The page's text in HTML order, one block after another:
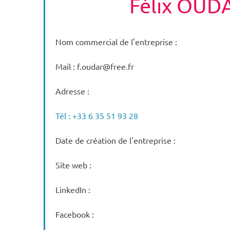
Félix
Nom commercial de l'entreprise :
Mail : f.oudar@free.fr
Adresse :
Tél : +33 6 35 51 93 28
Date de création de l'entreprise :
Site web :
LinkedIn :
Facebook :